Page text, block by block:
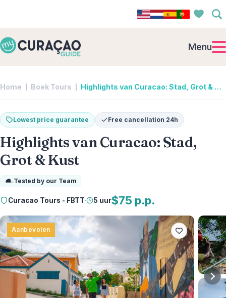
Menu
Home Boek Tours Highlights van Curacao: Stad, Grot & Kust | Curacao Tours - FBTT
Lowest price guarantee Free cancellation 24h
Highlights van Curacao: Stad,
Grot & Kust
Tested by our Team
Curacao Tours - FBTT· 5 uur$75 p.p.
Aanbevolen